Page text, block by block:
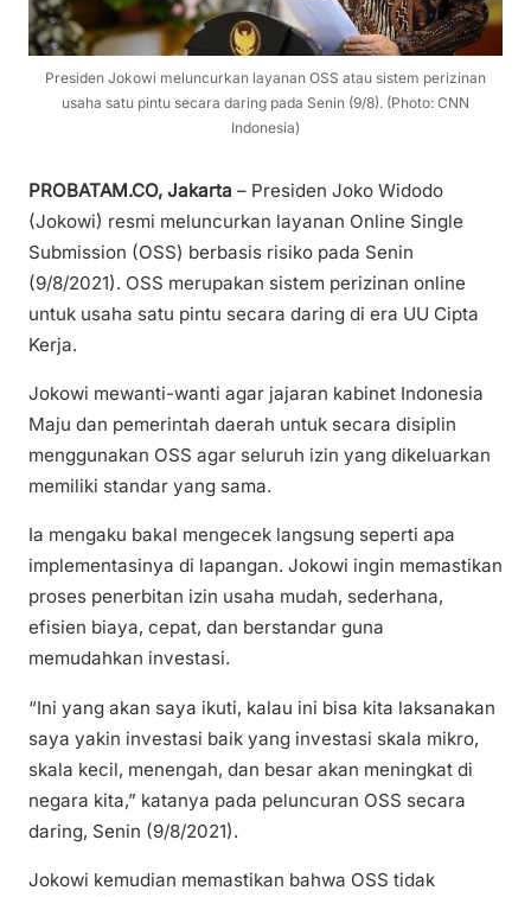
Presiden Jokowi meluncurkan layanan OSS atau sistem perizinan
usaha satu pintu secara daring pada Senin (9/8). (Photo: CNN
Indonesia)
PROBATAM.CO, Jakarta – Presiden Joko Widodo
(Jokowi) resmi meluncurkan layanan Online Single
Submission (OSS) berbasis risiko pada Senin
(9/8/2021). OSS merupakan sistem perizinan online
untuk usaha satu pintu secara daring di era UU Cipta
Kerja.
Jokowi mewanti-wanti agar jajaran kabinet Indonesia
Maju dan pemerintah daerah untuk secara disiplin
menggunakan OSS agar seluruh izin yang dikeluarkan
memiliki standar yang sama.
Ia mengaku bakal mengecek langsung seperti apa
implementasinya di lapangan. Jokowi ingin memastikan
proses penerbitan izin usaha mudah, sederhana,
efisien biaya, cepat, dan berstandar guna
memudahkan investasi.
“Ini yang akan saya ikuti, kalau ini bisa kita laksanakan
saya yakin investasi baik yang investasi skala mikro,
skala kecil, menengah, dan besar akan meningkat di
negara kita,” katanya pada peluncuran OSS secara
daring, Senin (9/8/2021).
Jokowi kemudian memastikan bahwa OSS tidak